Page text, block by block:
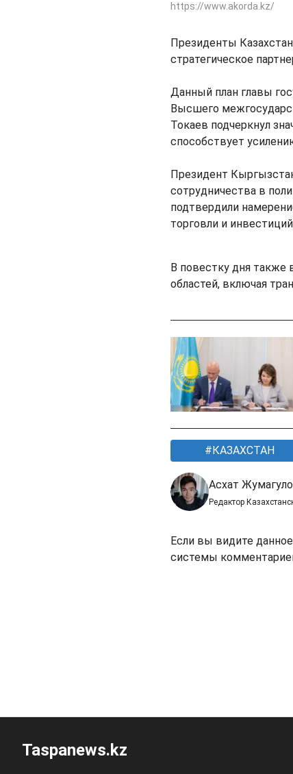
https://www.akorda.kz/
Президенты
стратегическое
Данный план главы
Высшего
Токаев подчеркнул
способствует
Президент
сотрудничества в
подтвердили
торговли и
В повестку дня также
областей, включая
КАЗАХСТАН
Асхат
Редактор
Если вы видите
системы
Taspanews.kz